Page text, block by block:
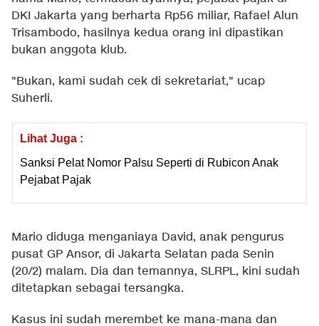
DKI Jakarta yang berharta Rp56 miliar, Rafael Alun
Trisambodo, hasilnya kedua orang ini dipastikan
bukan anggota klub.
"Bukan, kami sudah cek di sekretariat," ucap
Suherli.
Lihat Juga :
Sanksi Pelat Nomor Palsu Seperti di Rubicon Anak
Pejabat Pajak
Mario diduga menganiaya David, anak pengurus
pusat GP Ansor, di Jakarta Selatan pada Senin
(20/2) malam. Dia dan temannya, SLRPL, kini sudah
ditetapkan sebagai tersangka.
Kasus ini sudah merembet ke mana-mana dan